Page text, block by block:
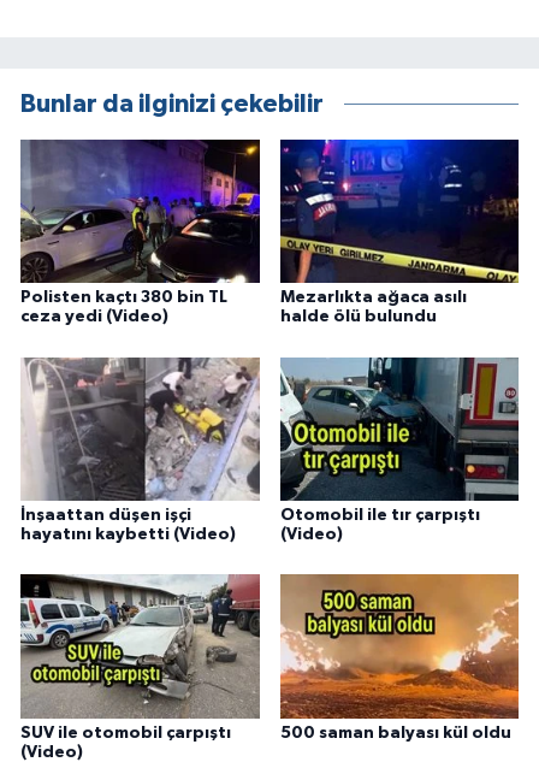
Bunlar da ilginizi çekebilir
Polisten kaçtı 380 bin TL
ceza yedi (Video)
Mezarlıkta ağaca asılı
halde ölü bulundu
İnşaattan düşen işçi
hayatını kaybetti (Video)
Otomobil ile tır çarpıştı
(Video)
SUV ile otomobil çarpıştı
(Video)
500 saman balyası kül oldu